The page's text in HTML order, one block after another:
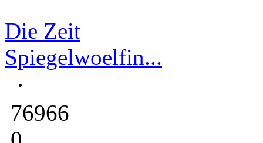
Die Zeit
Spiegelwoelfin...
76966